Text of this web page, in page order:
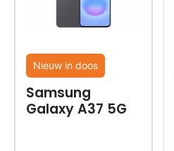
Nieuw in doos
Samsung
Galaxy A37 5G